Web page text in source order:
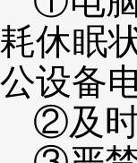
耗休眠
公设备
②及时